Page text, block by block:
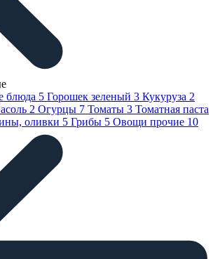
блюда 5 Горошек зеленый 3 Кукуруза 2
2 Огурцы 7 Томаты 3 Томатная паста
оливки 5 Грибы 5 Овощи прочие 10